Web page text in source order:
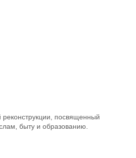
реконструкции, посвященный
быту и образованию.